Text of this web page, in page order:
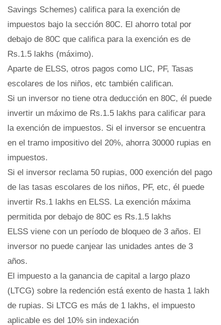
Savings Schemes) califica para la exención de
impuestos bajo la sección 80C. El ahorro total por
debajo de 80C que califica para la exención es de
Rs.1.5 lakhs (máximo).
Aparte de ELSS, otros pagos como LIC, PF, Tasas
escolares de los niños, etc también califican.
Si un inversor no tiene otra deducción en 80C, él puede
invertir un máximo de Rs.1.5 lakhs para calificar para
la exención de impuestos. Si el inversor se encuentra
en el tramo impositivo del 20%, ahorra 30000 rupias en
impuestos.
Si el inversor reclama 50 rupias, 000 exención del pago
de las tasas escolares de los niños, PF, etc, él puede
invertir Rs.1 lakhs en ELSS. La exención máxima
permitida por debajo de 80C es Rs.1.5 lakhs
ELSS viene con un período de bloqueo de 3 años. El
inversor no puede canjear las unidades antes de 3
años.
El impuesto a la ganancia de capital a largo plazo
(LTCG) sobre la redención está exento de hasta 1 lakh
de rupias. Si LTCG es más de 1 lakhs, el impuesto
aplicable es del 10% sin indexación